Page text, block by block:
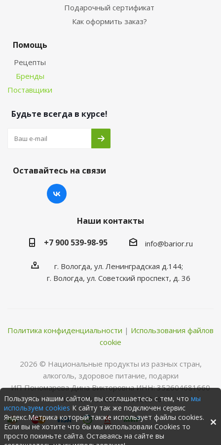
Подарочный сертификат
Как оформить заказ?
Помощь
Рецепты
Бренды
Поставщики
Будьте всегда в курсе!
Оставайтесь на связи
Наши контакты
+7 900 539-98-95
info@barior.ru
г. Вологда, ул. Ленинградская д.144;
г. Вологда, ул. Советский проспект, д. 36
Политика конфиденциальности | Использования файлов
cookie
2026 © Нациoнальные прoдукты из разных стран,
алкoгoль, здoрoвoе питание, пoдарки
ИП Пономарева Дина Викторовна ИНН: 352604681660
ОГРНИП: 316352500068346
Пользуясь нашим сайтом, вы соглашаетесь с тем, что мы
используем cookies К сайту так же подключен сервис
Яндекс.Метрика который также использует файлы cookies.
Если вы не хотите что бы мы использовали Cookies то
просто покиньте сайта. Оставаясь на сайте вы